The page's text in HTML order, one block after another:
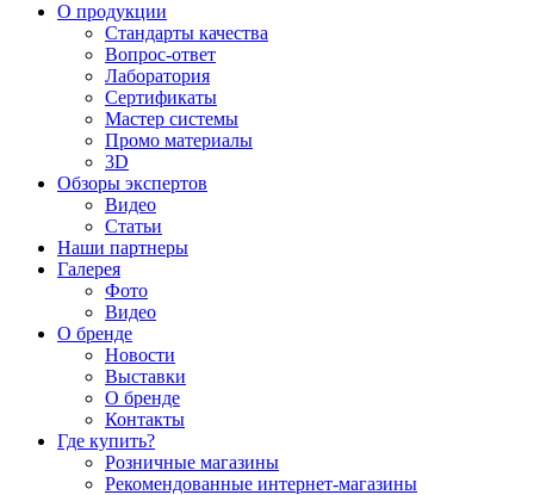
О продукции
Стандарты качества
Вопрос-ответ
Лаборатория
Сертификаты
Мастер системы
Промо материалы
3D
Обзоры экспертов
Видео
Статьи
Наши партнеры
Галерея
Фото
Видео
О бренде
Новости
Выставки
О бренде
Контакты
Где купить?
Розничные магазины
Рекомендованные интернет-магазины